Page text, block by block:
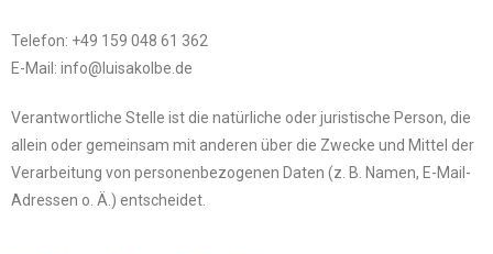
Telefon: +49 159 048 61 362
E-Mail: info@luisakolbe.de
Verantwortliche Stelle ist die natürliche oder juristische Person, die
allein oder gemeinsam mit anderen über die Zwecke und Mittel der
Verarbeitung von personenbezogenen Daten (z. B. Namen, E-Mail-
Adressen o. Ä.) entscheidet.